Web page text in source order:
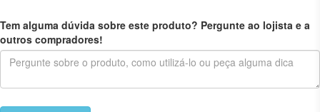
Tem alguma dúvida sobre este produto? Pergunte ao lojista e a
outros compradores!